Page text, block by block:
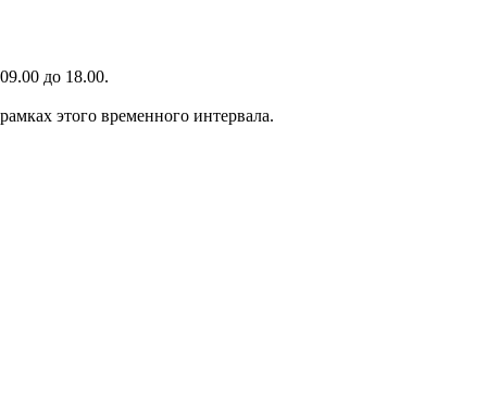
до 18.00.
этого временного интервала.